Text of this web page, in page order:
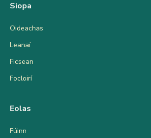
Siopa
Oideachas
Leanaí
Ficsean
Focloirí
Eolas
Fúinn